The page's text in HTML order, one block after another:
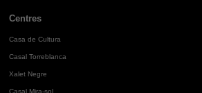
Centres
Casa de Cultura
Casal Torreblanca
Xalet Negre